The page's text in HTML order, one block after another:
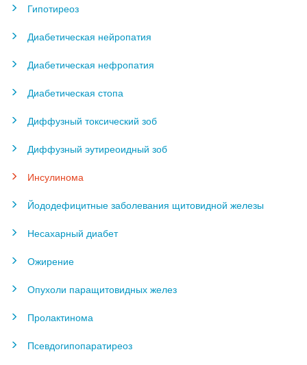
Гипотиреоз
Диабетическая нейропатия
Диабетическая нефропатия
Диабетическая стопа
Диффузный токсический зоб
Диффузный эутиреоидный зоб
Инсулинома
Йододефицитные заболевания щитовидной железы
Несахарный диабет
Ожирение
Опухоли паращитовидных желез
Пролактинома
Псевдогипопаратиреоз